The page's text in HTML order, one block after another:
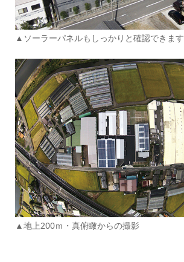
▲ソーラーパネルもしっかりと確認できます
▲地上200ｍ・真俯瞰からの撮影